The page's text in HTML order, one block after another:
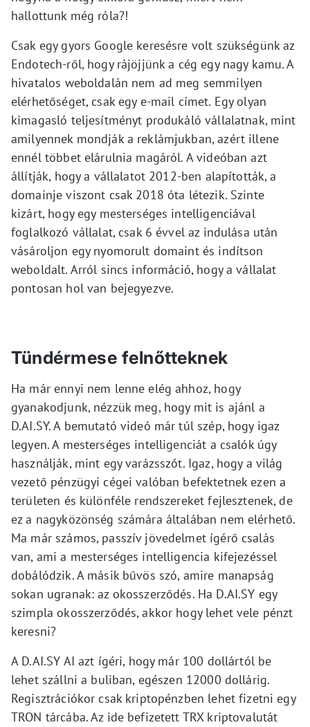
hallottunk még róla?!
Csak egy gyors Google keresésre volt szükségünk az
Endotech-ről, hogy rájöjjünk a cég egy nagy kamu. A
hivatalos weboldalán nem ad meg semmilyen
elérhetőséget, csak egy e-mail címet. Egy olyan
kimagasló teljesítményt produkáló vállalatnak, mint
amilyennek mondják a reklámjukban, azért illene
ennél többet elárulnia magáról. A videóban azt
állítják, hogy a vállalatot 2012-ben alapították, a
domainje viszont csak 2018 óta létezik. Szinte
kizárt, hogy egy mesterséges intelligenciával
foglalkozó vállalat, csak 6 évvel az indulása után
vásároljon egy nyomorult domaint és indítson
weboldalt. Arról sincs információ, hogy a vállalat
pontosan hol van bejegyezve.
Tündérmese felnőtteknek
Ha már ennyi nem lenne elég ahhoz, hogy
gyanakodjunk, nézzük meg, hogy mit is ajánl a
D.AI.SY. A bemutató videó már túl szép, hogy igaz
legyen. A mesterséges intelligenciát a csalók úgy
használják, mint egy varázsszót. Igaz, hogy a világ
vezető pénzügyi cégei valóban befektetnek ezen a
területen és különféle rendszereket fejlesztenek, de
ez a nagyközönség számára általában nem elérhető.
Ma már számos, passzív jövedelmet ígérő csalás
van, ami a mesterséges intelligencia kifejezéssel
dobálódzik. A másik bűvös szó, amire manapság
sokan ugranak: az okosszerződés. Ha D.AI.SY egy
szimpla okosszerződés, akkor hogy lehet vele pénzt
keresni?
A D.AI.SY AI azt ígéri, hogy már 100 dollártól be
lehet szállni a buliban, egészen 12000 dollárig.
Regisztrációkor csak kriptopénzben lehet fizetni egy
TRON tárcába. Az ide befizetett TRX kriptovalutát